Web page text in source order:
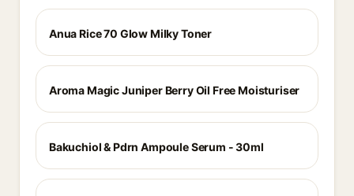
Anua Rice 70 Glow Milky Toner
Aroma Magic Juniper Berry Oil Free Moisturiser
Bakuchiol & Pdrn Ampoule Serum - 30ml